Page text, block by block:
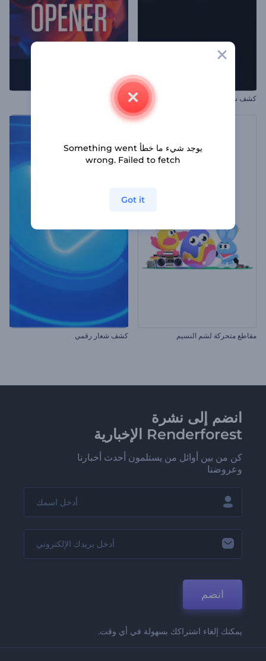
كشف شعار بإضاءة انسيابية افتتاحية العناوين الإيقاعية
مقاطع متحركة لشم النسيم كشف شعار رقمي
انضم إلى نشرة
Renderforest الإخبارية
كن من بين أوائل من يستلمون أحدث أخبارنا
وعروضنا
انضم
يمكنك إلغاء اشتراكك بسهولة في أي وقت.
يوجد شيء ما خطأ Something went
wrong. Failed to fetch
Got it